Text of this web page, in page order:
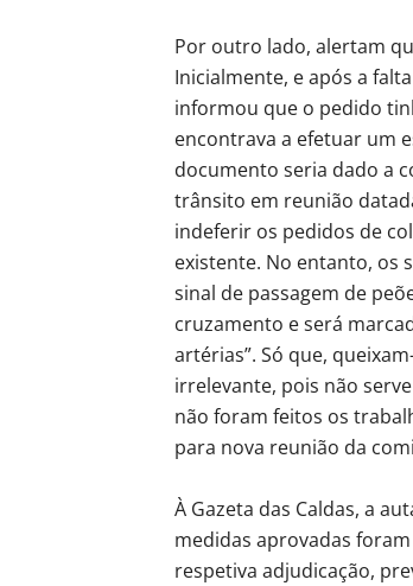
Por outro lado, alertam
Inicialmente, e após a
informou que o pedido
encontrava a efetuar um
documento seria dado a
trânsito em reunião
indeferir os pedidos de
existente. No entanto, os
sinal de passagem de
cruzamento e será
artérias”. Só que,
irrelevante, pois não
não foram feitos os
para nova reunião da
À Gazeta das Caldas, a
medidas aprovadas
respetiva adjudicação,